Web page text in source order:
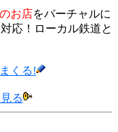
お店をバーチャルに
応！ローカル鉄道と
くる!
る